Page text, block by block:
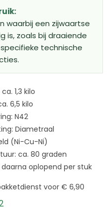
waarbij een zijwaartse
is, zoals bij draaiende
technische
1,3 kilo
6,5 kilo
N42
Diametraal
(Ni-Cu-Ni)
ca. 80 graden
oplopend per stuk
voor € 6,90